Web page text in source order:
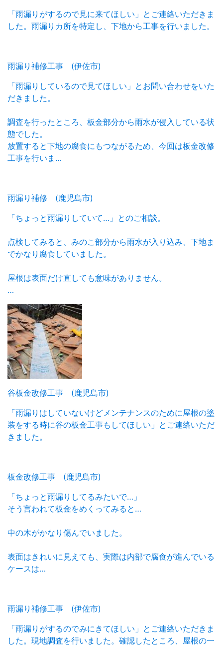
「雨漏りがするので見に来てほしい」とご連絡いただきま
した。雨漏りカ所を特定し、下地から工事を行いました。
雨漏り補修工事 (伊佐市)
「雨漏りしているので見てほしい」とお問い合わせをいた
だきました。
調査を行ったところ、板金部分から雨水が侵入している状
態でした。
放置すると下地の腐食にもつながるため、今回は板金改修
工事を行いま…
雨漏り補修 (鹿児島市)
「ちょっと雨漏りしていて…」とのご相談。
点検してみると、みのこ部分から雨水が入り込み、下地ま
でかなり腐食していました。
屋根は表面だけ直しても意味がありません。
…
谷板金改修工事 (鹿児島市)
「雨漏りはしていないけどメンテナンスのために屋根の塗
装をする時に谷の板金工事もしてほしい」とご連絡いただ
きました。
板金改修工事 (鹿児島市)
「ちょっと雨漏りしてるみたいで…」
そう言われて板金をめくってみると…
中の木がかなり傷んでいました。
表面はきれいに見えても、実際は内部で腐食が進んでいる
ケースは…
雨漏り補修工事 (伊佐市)
「雨漏りがするのでみにきてほしい」とご連絡いただきま
した。現地調査を行いました。確認したところ、屋根の一